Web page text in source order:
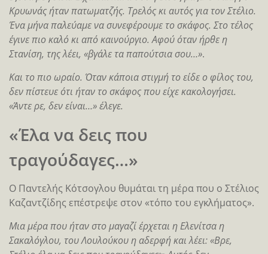
Κρυωνάς ήταν πατωματζής. Τρελός κι αυτός για τον Στέλιο.
Ένα μήνα παλεύαμε να συνεφέρουμε το σκάφος. Στο τέλος
έγινε πιο καλό κι από καινούργιο. Αφού όταν ήρθε η
Στανίση, της λέει, «βγάλε τα παπούτσια σου…».
Και το πιο ωραίο. Όταν κάποια στιγμή το είδε ο φίλος του,
δεν πίστευε ότι ήταν το σκάφος που είχε κακολογήσει.
«Άντε ρε, δεν είναι…» έλεγε.
«Έλα να δεις που
τραγούδαγες…»
Ο Παντελής Κότσογλου θυμάται τη μέρα που ο Στέλιος
Καζαντζίδης επέστρεψε στον «τόπο του εγκλήματος».
Μια μέρα που ήταν στο μαγαζί έρχεται η Ελενίτσα η
Σακαλόγλου, του Λουλούκου η αδερφή και λέει: «Βρε,